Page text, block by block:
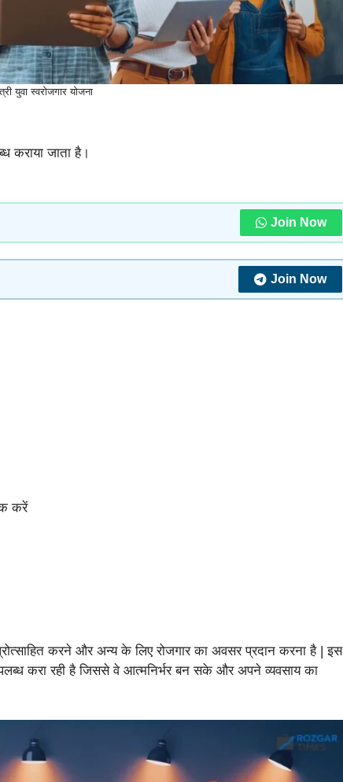
युवा स्वरोजगार योजना
कराया जाता है।
Join Now
Join Now
करें
करने और अन्य के लिए रोजगार का अवसर प्रदान करना है | इस
करा रही है जिससे वे आत्मनिर्भर बन सके और अपने व्यवसाय का